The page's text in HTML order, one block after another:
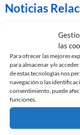
las
Para ofrecer las mejores
para almacenar y/o
de estas tecnologías nos
navegación o las
consentimiento, puede
funciones.
Noticias
7 de agosto de 2026
Leer más »
GASTÓN
SABADELL
30 de julio de 2026
Leer más »